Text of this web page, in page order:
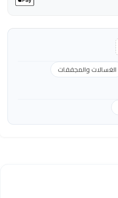
الغسالات والمجففات